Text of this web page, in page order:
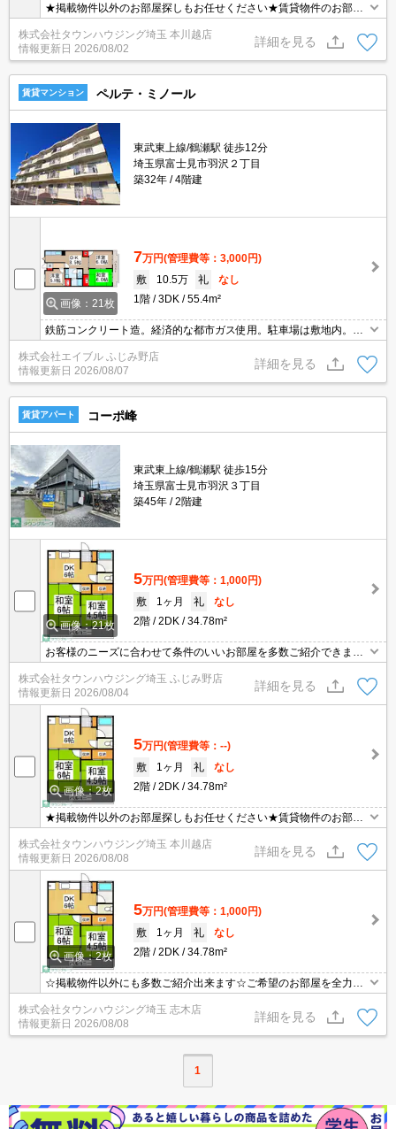
★掲載物件以外のお部屋探しもお任せください★賃貸物件のお部屋
探しはタウンハウジングへ★
株式会社タウンハウジング埼玉 本川越店
情報更新日 2026/08/02
詳細を見る
賃貸マンション ペルテ・ミノール
東武東上線/鶴瀬駅 徒歩12分
埼玉県富士見市羽沢２丁目
築32年
4階建
画像：21枚
7万円(管理費等：3,000円)
敷
10.5万 礼
なし
1階
3DK 55.4m²
鉄筋コンクリート造。経済的な都市ガス使用。駐車場は敷地内。洗
面化粧台付き。仲介手数料家賃の55%。最上階。角部屋。全居室に
収納スペースあり。エアコン1基付き。仲介手数料家賃の55%。
株式会社エイブル ふじみ野店
情報更新日 2026/08/07
詳細を見る
賃貸アパート コーポ峰
東武東上線/鶴瀬駅 徒歩15分
埼玉県富士見市羽沢３丁目
築45年
2階建
画像：21枚
5万円(管理費等：1,000円)
敷
1ヶ月 礼
なし
2階
2DK 34.78m²
お客様のニーズに合わせて条件のいいお部屋を多数ご紹介できます♪
情報数No.1のタウンハウジングまで是非お問い合わせください！
株式会社タウンハウジング埼玉 ふじみ野店
情報更新日 2026/08/04
詳細を見る
画像：2枚
5万円(管理費等：--)
敷
1ヶ月 礼
なし
2階
2DK 34.78m²
★掲載物件以外のお部屋探しもお任せください★賃貸物件のお部屋
探しはタウンハウジングへ★
株式会社タウンハウジング埼玉 本川越店
情報更新日 2026/08/08
詳細を見る
画像：2枚
5万円(管理費等：1,000円)
敷
1ヶ月 礼
なし
2階
2DK 34.78m²
☆掲載物件以外にも多数ご紹介出来ます☆ご希望のお部屋を全力で
お探しさせて頂きます♪
株式会社タウンハウジング埼玉 志木店
情報更新日 2026/08/08
詳細を見る
1